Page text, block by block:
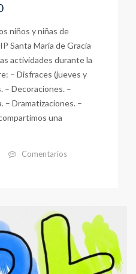
niños y niñas de
Santa María de Gracia
actividades durante la
– Disfraces (jueves y
– Decoraciones. –
– Dramatizaciones. –
una
Comentarios